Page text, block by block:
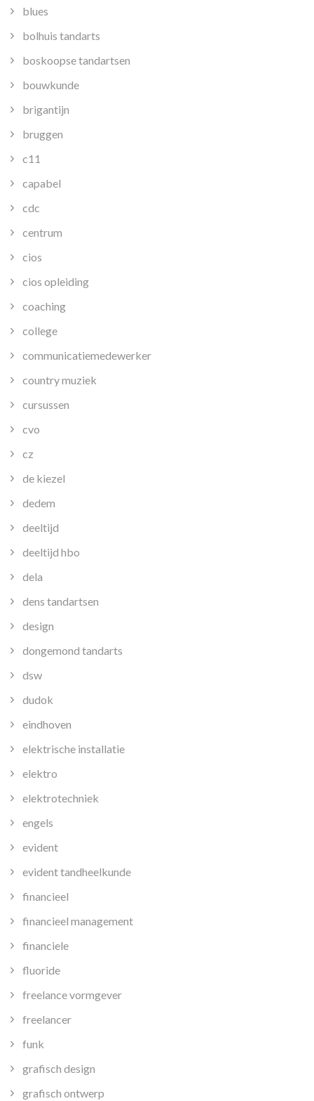
blues
bolhuis tandarts
boskoopse tandartsen
bouwkunde
brigantijn
bruggen
c11
capabel
cdc
centrum
cios
cios opleiding
coaching
college
communicatiemedewerker
country muziek
cursussen
cvo
cz
de kiezel
dedem
deeltijd
deeltijd hbo
dela
dens tandartsen
design
dongemond tandarts
dsw
dudok
eindhoven
elektrische installatie
elektro
elektrotechniek
engels
evident
evident tandheelkunde
financieel
financieel management
financiele
fluoride
freelance vormgever
freelancer
funk
grafisch design
grafisch ontwerp